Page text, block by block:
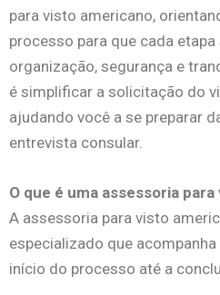
para visto americano,
processo para que cada
organização, segurança e
é simplificar a solicitação do
ajudando você a se preparar
entrevista consular.
O que é uma assessoria
A assessoria para visto
especializado que
início do processo até a